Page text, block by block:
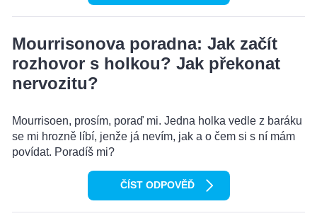
Mourrisonova poradna: Jak začít
rozhovor s holkou? Jak překonat
nervozitu?
Mourrisoen, prosím, poraď mi. Jedna holka vedle z baráku
se mi hrozně líbí, jenže já nevím, jak a o čem si s ní mám
povídat. Poradíš mi?
ČÍST ODPOVĚĎ